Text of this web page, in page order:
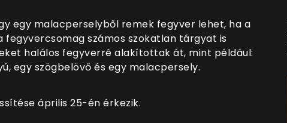
egy malacperselyből remek fegyver lehet, ha a
fegyvercsomag számos szokatlan tárgyat is
halálos fegyverré alakítottak át, mint például:
egy szögbelövő és egy malacpersely.
április 25-én érkezik.